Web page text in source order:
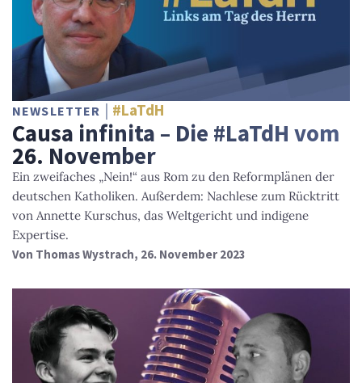
NEWSLETTER #LaTdH
Causa infinita – Die #LaTdH vom
26. November
Ein zweifaches „Nein!“ aus Rom zu den Reformplänen der
deutschen Katholiken. Außerdem: Nachlese zum Rücktritt
von Annette Kurschus, das Weltgericht und indigene
Expertise.
Von Thomas Wystrach, 26. November 2023